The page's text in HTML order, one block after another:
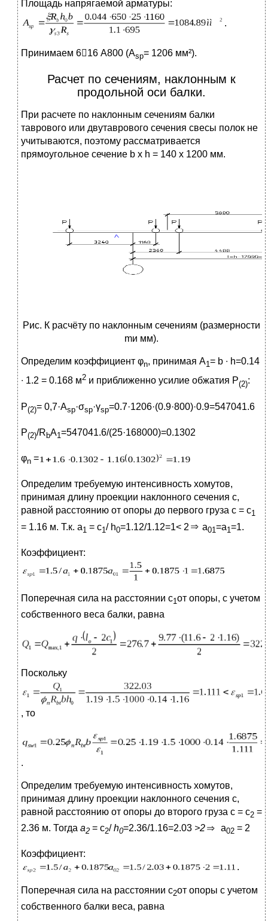
Площадь напрягаемой арматуры:
.
Принимаем 616 А800 (Asp= 1206 мм²).
Расчет по сечениям, наклонным к
продольной оси балки.
При расчете по наклонным сечениям балки
таврового или двутаврового сечения свесы полок не
учитываются, поэтому рассматривается
прямоугольное сечение b x h = 140 x 1200 мм.
Рис. К расчёту по наклонным сечениям (размерности
mи мм).
Определим коэффициент φn, принимая А1= b ∙ h=0.14
∙ 1.2 = 0.168 м2 и приближенно усилие обжатия P(2):
P(2)= 0,7·Аsp·σsp·γsp=0.7·1206·(0.9·800)·0.9=547041.6
P(2)/R bA1=547041.6/(25·168000)=0.1302
φn =
Определим требуемую интенсивность хомутов,
принимая длину проекции наклонного сечения с,
равной расстоянию от опоры до пер­вого груза с = с1
= 1.16 м. Т.к. а1 = с1 / h0=1.12/1.12=1< 2 а01 =а1 =1.
Коэффициент:
Поперечная сила на расстоянии с1от опоры, с учетом
собственного веса балки, равна
Поскольку
, то
.
Определим требуемую интенсивность хомутов,
принимая длину проекции наклонного сечения с,
равной расстоянию от опоры до второго груза с = с2 =
2.36 м. Тогда а2 = с2/h0=2.36/1.16=2.03 >2 а02 = 2
Коэффициент:
.
Поперечная сила на расстоянии с2от опоры с учетом
собственного балки веса, равна